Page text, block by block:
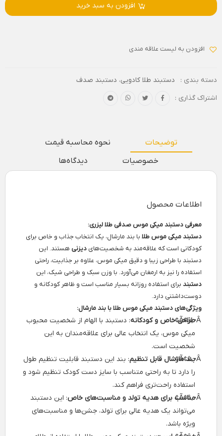
افزودن به سبد خرید
افزودن به لیست علاقه مندی
دسته بندی : دستبند طلا کادویی، دستبند صدف
اشتراک گذاری :
توضیحات
نحوه محاسبه قیمت
خصوصیات
دیدگاه‌ها
اطلاعات محصول
معرفی دستبند میکی موس صدفی طلا لیزری:
دستبند میکی موس طلا با بند مارشال، یک انتخاب جذاب و خاص برای
کودکانی است که علاقه‌مند به شخصیت‌های دیزنی هستند. این
دستبند با طراحی زیبا و دقیق میکی موس، علاوه بر جذابیت، راحتی
استفاده را نیز به ارمغان می‌آورد. با وزن سبک و طراحی شیک، این
دستبند برای استفاده روزانه بسیار مناسب است و ظاهر کودکانه و
دوست‌داشتنی دارد.
ویژگی‌های دستبند میکی موس طلا با بند مارشال:
طراحی خاص و کودکانه: دستبند با الهام از شخصیت محبوب
میکی موس، یک انتخاب عالی برای علاقه‌مندان به این
شخصیت است.
بند مارشال قابل تنظیم: بند این دستبند قابلیت تنظیم طول
را دارد تا به راحتی متناسب با سایز دست کودک تنظیم شود و
استفاده راحت‌تری فراهم کند.
مناسب برای هدیه تولد و مناسبت‌های خاص: این دستبند
می‌تواند یک هدیه عالی برای تولد، جشن‌ها و مناسبت‌های
ویژه باشد.